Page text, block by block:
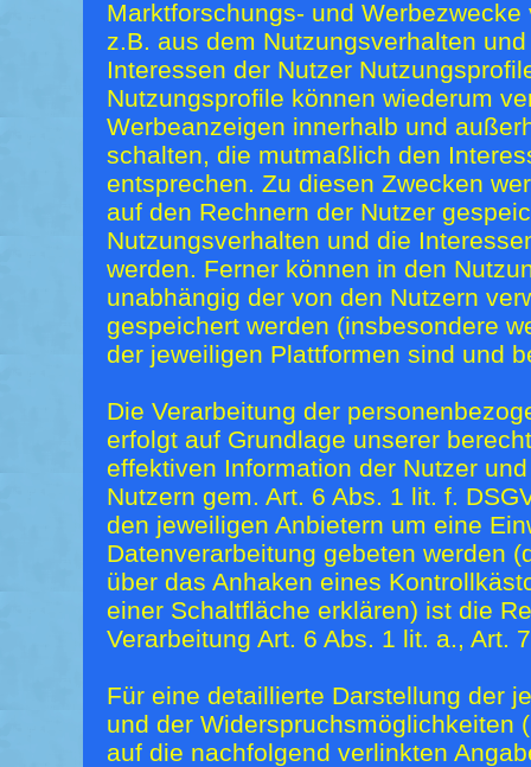
Marktforschungs- und
z.B. aus dem Nutzungsverhalten
Interessen der Nutzer
Nutzungsprofile können wiederum
Werbeanzeigen innerhalb und
schalten, die mutmaßlich den
entsprechen. Zu diesen Zwecken
auf den Rechnern der Nutzer
Nutzungsverhalten und die
werden. Ferner können in den
unabhängig der von den Nutzern
gespeichert werden (insbesondere
der jeweiligen Plattformen sind und
Die Verarbeitung der
erfolgt auf Grundlage unserer
effektiven Information der Nutzer
Nutzern gem. Art. 6 Abs. 1 lit. f.
den jeweiligen Anbietern um eine
Datenverarbeitung gebeten werden
über das Anhaken eines
einer Schaltfläche erklären) ist die
Verarbeitung Art. 6 Abs. 1 lit. a., Art.
Für eine detaillierte Darstellung der
und der Widerspruchsmöglichkeiten
auf die nachfolgend verlinkten